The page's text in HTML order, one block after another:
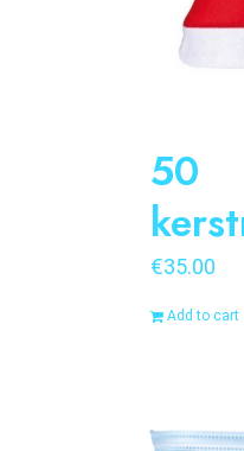
50
€35.00
Add to cart